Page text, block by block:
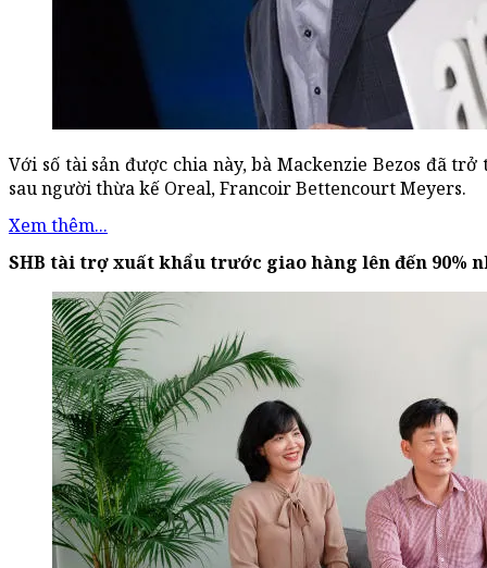
Với số tài sản được chia này, bà Mackenzie Bezos đã
sau người thừa kế Oreal, Francoir Bettencourt Meyers.
Xem thêm...
SHB tài trợ xuất khẩu trước giao hàng lên đến 90%